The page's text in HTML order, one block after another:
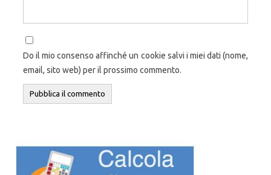
Do il mio consenso affinché un cookie salvi i miei dati (nome,
email, sito web) per il prossimo commento.